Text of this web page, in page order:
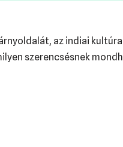
az indiai kultúra
szerencsésnek